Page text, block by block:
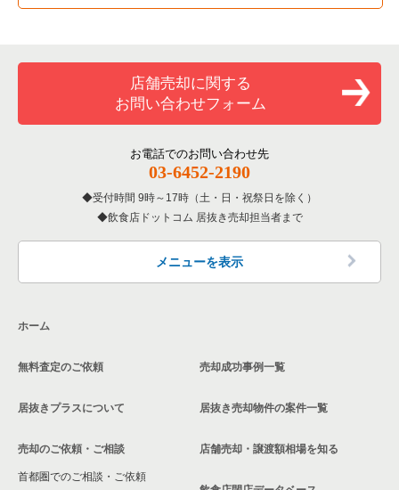
洋食の居抜き売却物件の案件一覧
その他の居抜き売却物件の案件一覧
さいたま市南区の飲食店の居抜き売却物件の案件一覧
熊谷市の飲食店の居抜き売却物件の案件一覧
蕨市の飲食店の居抜き売却物件の案件一覧
所沢市の飲食店の居抜き売却物件の案件一覧
川越市の飲食店の居抜き売却物件の案件一覧
和光市の飲食店の居抜き売却物件の案件一覧
東松山市の飲食店の居抜き売却物件の案件一覧
埼玉県のバーの居抜き売却物件の案件一覧
埼玉県の居酒屋・ダイニングバーの居抜き売却物件の案件一覧
埼玉県の和食の居抜き売却物件の案件一覧
埼玉県の洋食の居抜き売却物件の案件一覧
埼玉県のその他の居抜き売却物件の案件一覧
店舗売却に関する
お問い合わせフォーム
お電話でのお問い合わせ先
03-6452-2190
受付時間 9時～17時（土・日・祝祭日を除く）
飲食店ドットコム 居抜き売却担当者まで
メニューを表示
ホーム
無料査定のご依頼
居抜きプラスについて
売却のご依頼・ご相談
首都圏でのご相談・ご依頼
売却成功事例一覧
居抜き売却物件の案件一覧
店舗売却・譲渡額相場を知る